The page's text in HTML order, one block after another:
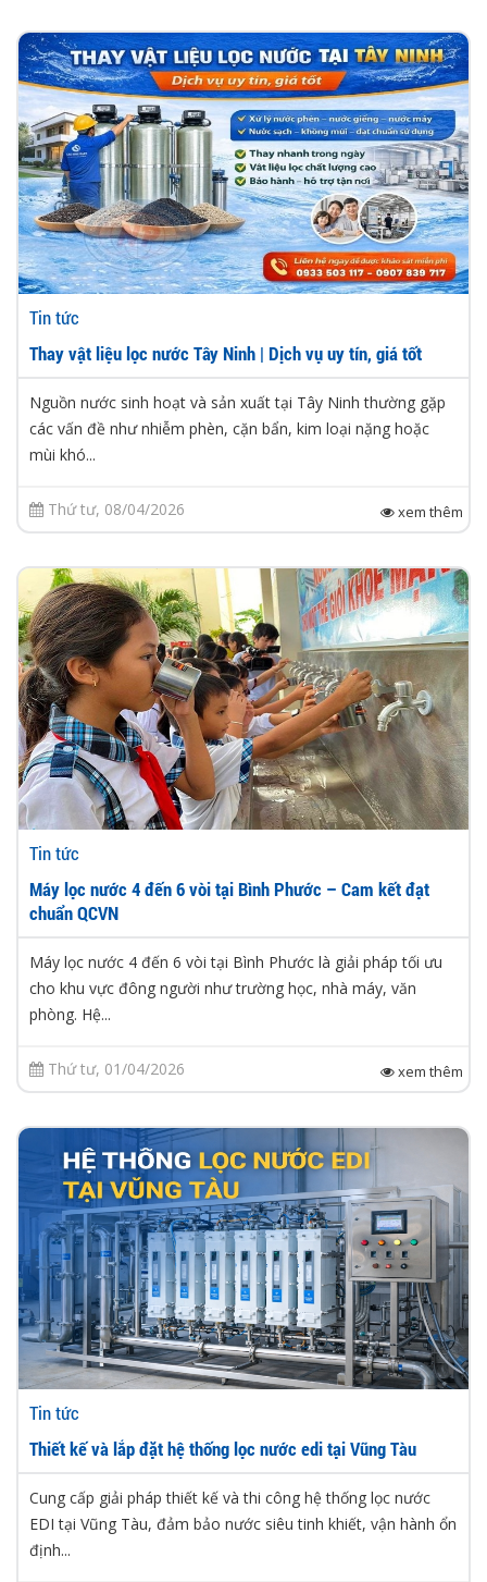
Tin tức
Thay vật liệu lọc nước Tây Ninh | Dịch vụ uy tín, giá tốt
Nguồn nước sinh hoạt và sản xuất tại Tây Ninh thường gặp
các vấn đề như nhiễm phèn, cặn bẩn, kim loại nặng hoặc
mùi khó...
Thứ tư, 08/04/2026 xem thêm
Tin tức
Máy lọc nước 4 đến 6 vòi tại Bình Phước – Cam kết đạt
chuẩn QCVN
Máy lọc nước 4 đến 6 vòi tại Bình Phước là giải pháp tối ưu
cho khu vực đông người như trường học, nhà máy, văn
phòng. Hệ...
Thứ tư, 01/04/2026 xem thêm
Tin tức
Thiết kế và lắp đặt hệ thống lọc nước edi tại Vũng Tàu
Cung cấp giải pháp thiết kế và thi công hệ thống lọc nước
EDI tại Vũng Tàu, đảm bảo nước siêu tinh khiết, vận hành ổn
định...